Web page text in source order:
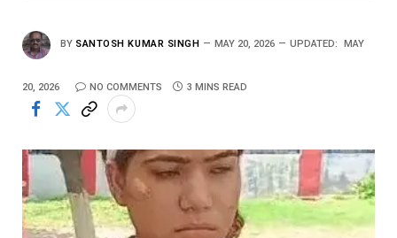
BY SANTOSH KUMAR SINGH MAY 20, 2026 UPDATED: MAY
20, 2026 NO COMMENTS 3 MINS READ